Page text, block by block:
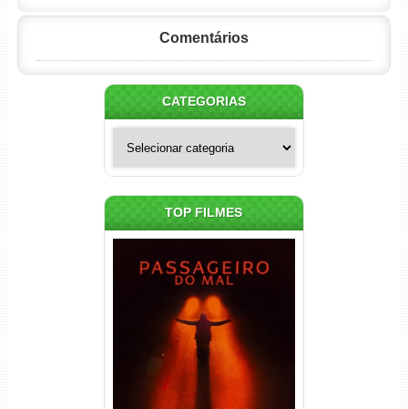
Comentários
CATEGORIAS
TOP FILMES
Passageiro do Mal Torrent
(2026) WEB-DL 1080p Dual
Áudio